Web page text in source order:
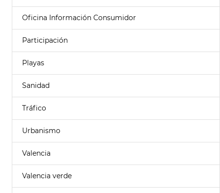
Oficina Información Consumidor
Participación
Playas
Sanidad
Tráfico
Urbanismo
Valencia
Valencia verde